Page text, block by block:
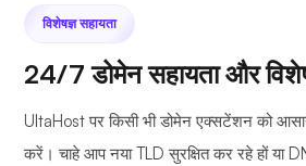
विशेषज्ञ सहायता
24/7 डोमेन सहायता और
UltaHost पर किसी भी डोमेन एक्सटेंशन को
करें। चाहे आप नया TLD सुरक्षित कर रहे हों या